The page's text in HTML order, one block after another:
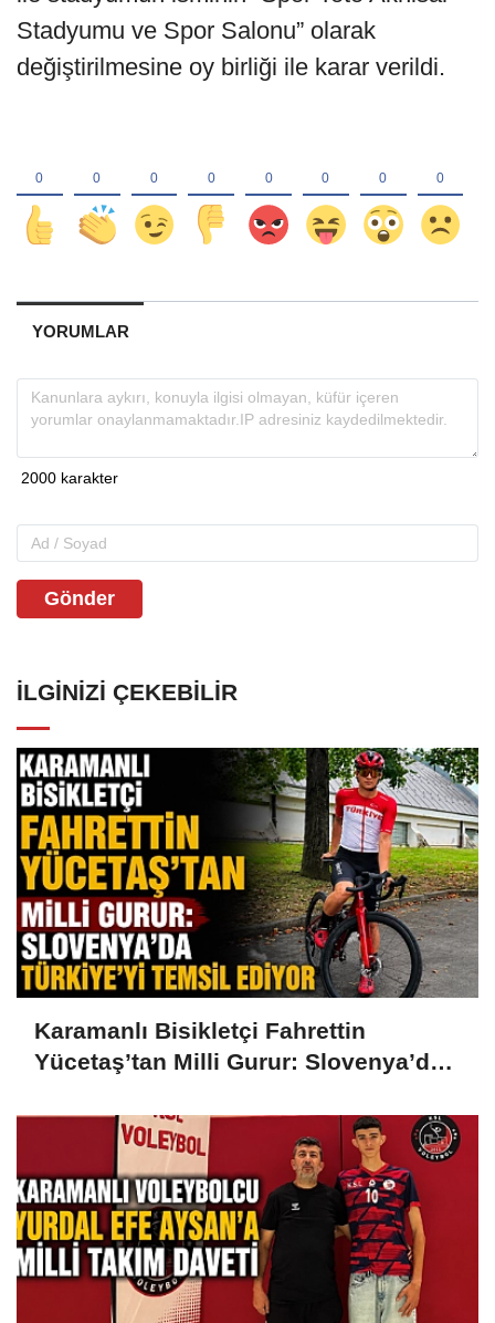
Stadyumu ve Spor Salonu” olarak
değiştirilmesine oy birliği ile karar verildi.
YORUMLAR
Gönder
İLGINIZI ÇEKEBILIR
Karamanlı Bisikletçi Fahrettin
Yücetaş’tan Milli Gurur: Slovenya’da